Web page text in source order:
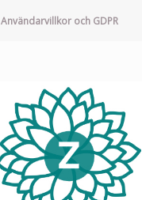
Användarvillkor och GDPR